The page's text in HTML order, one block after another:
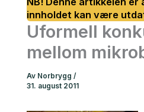
Uformell
mellom
Av Norbrygg /
31. august 2011